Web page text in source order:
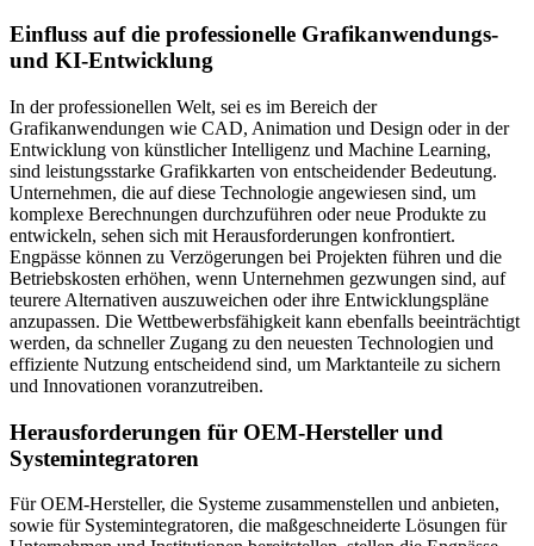
Einfluss auf die professionelle Grafikanwendungs-
und KI-Entwicklung
In der professionellen Welt, sei es im Bereich der
Grafikanwendungen wie CAD, Animation und Design oder in der
Entwicklung von künstlicher Intelligenz und Machine Learning,
sind leistungsstarke Grafikkarten von entscheidender Bedeutung.
Unternehmen, die auf diese Technologie angewiesen sind, um
komplexe Berechnungen durchzuführen oder neue Produkte zu
entwickeln, sehen sich mit Herausforderungen konfrontiert.
Engpässe können zu Verzögerungen bei Projekten führen und die
Betriebskosten erhöhen, wenn Unternehmen gezwungen sind, auf
teurere Alternativen auszuweichen oder ihre Entwicklungspläne
anzupassen. Die Wettbewerbsfähigkeit kann ebenfalls beeinträchtigt
werden, da schneller Zugang zu den neuesten Technologien und
effiziente Nutzung entscheidend sind, um Marktanteile zu sichern
und Innovationen voranzutreiben.
Herausforderungen für OEM-Hersteller und
Systemintegratoren
Für OEM-Hersteller, die Systeme zusammenstellen und anbieten,
sowie für Systemintegratoren, die maßgeschneiderte Lösungen für